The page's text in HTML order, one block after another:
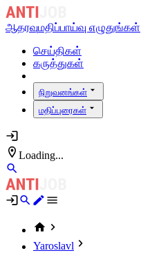
ஆதரவுமதிப்பாய்வு எழுதுங்கள்
செய்திகள்
கருத்துகள்
நிறுவனங்கள்
மதிப்புரைகள்
Loading...
Yaroslavl